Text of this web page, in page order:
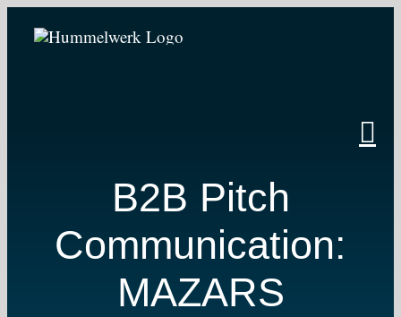
B2B Pitch
Communication:
MAZARS